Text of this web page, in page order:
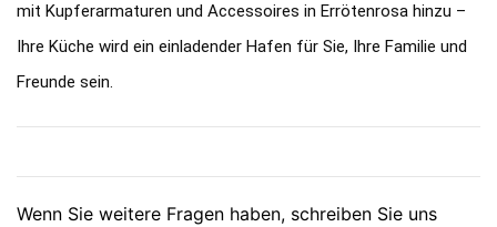
mit Kupferarmaturen und Accessoires in Errötenrosa hinzu –
Ihre Küche wird ein einladender Hafen für Sie, Ihre Familie und
Freunde sein.
Wenn Sie weitere Fragen haben, schreiben Sie uns